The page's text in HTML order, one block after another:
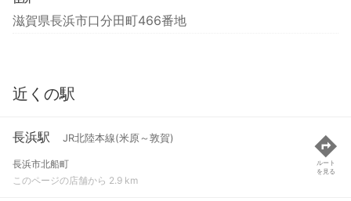
滋賀県長浜市口分田町466番地
近くの駅
長浜駅 JR北陸本線(米原～敦賀)
長浜市北船町
このページの店舗から 2.9 km
ルート
を見る